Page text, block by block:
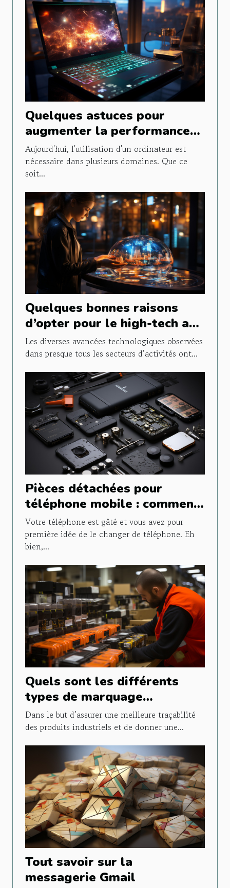
Quelques astuces pour
augmenter la performance
de son PC Windows
Aujourd'hui, l'utilisation d'un ordinateur est
nécessaire dans plusieurs domaines. Que ce
soit...
Quelques bonnes raisons
d’opter pour le high-tech au
quotidien
Les diverses avancées technologiques observées
dans presque tous les secteurs d’activités ont...
Pièces détachées pour
téléphone mobile : comment
faire le bon choix ?
Votre téléphone est gâté et vous avez pour
première idée de le changer de téléphone. Eh
bien,...
Quels sont les différents
types de marquage
industriel ?
Dans le but d’assurer une meilleure traçabilité
des produits industriels et de donner une...
Tout savoir sur la
messagerie Gmail